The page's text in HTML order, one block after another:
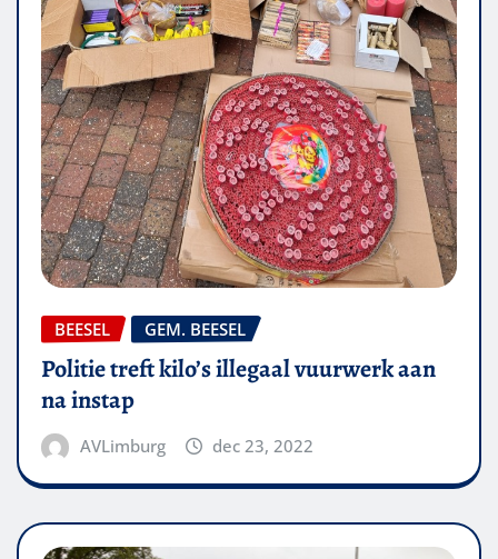
BEESEL GEM. BEESEL
Politie treft kilo’s illegaal vuurwerk aan
na instap
AVLimburg dec 23, 2022